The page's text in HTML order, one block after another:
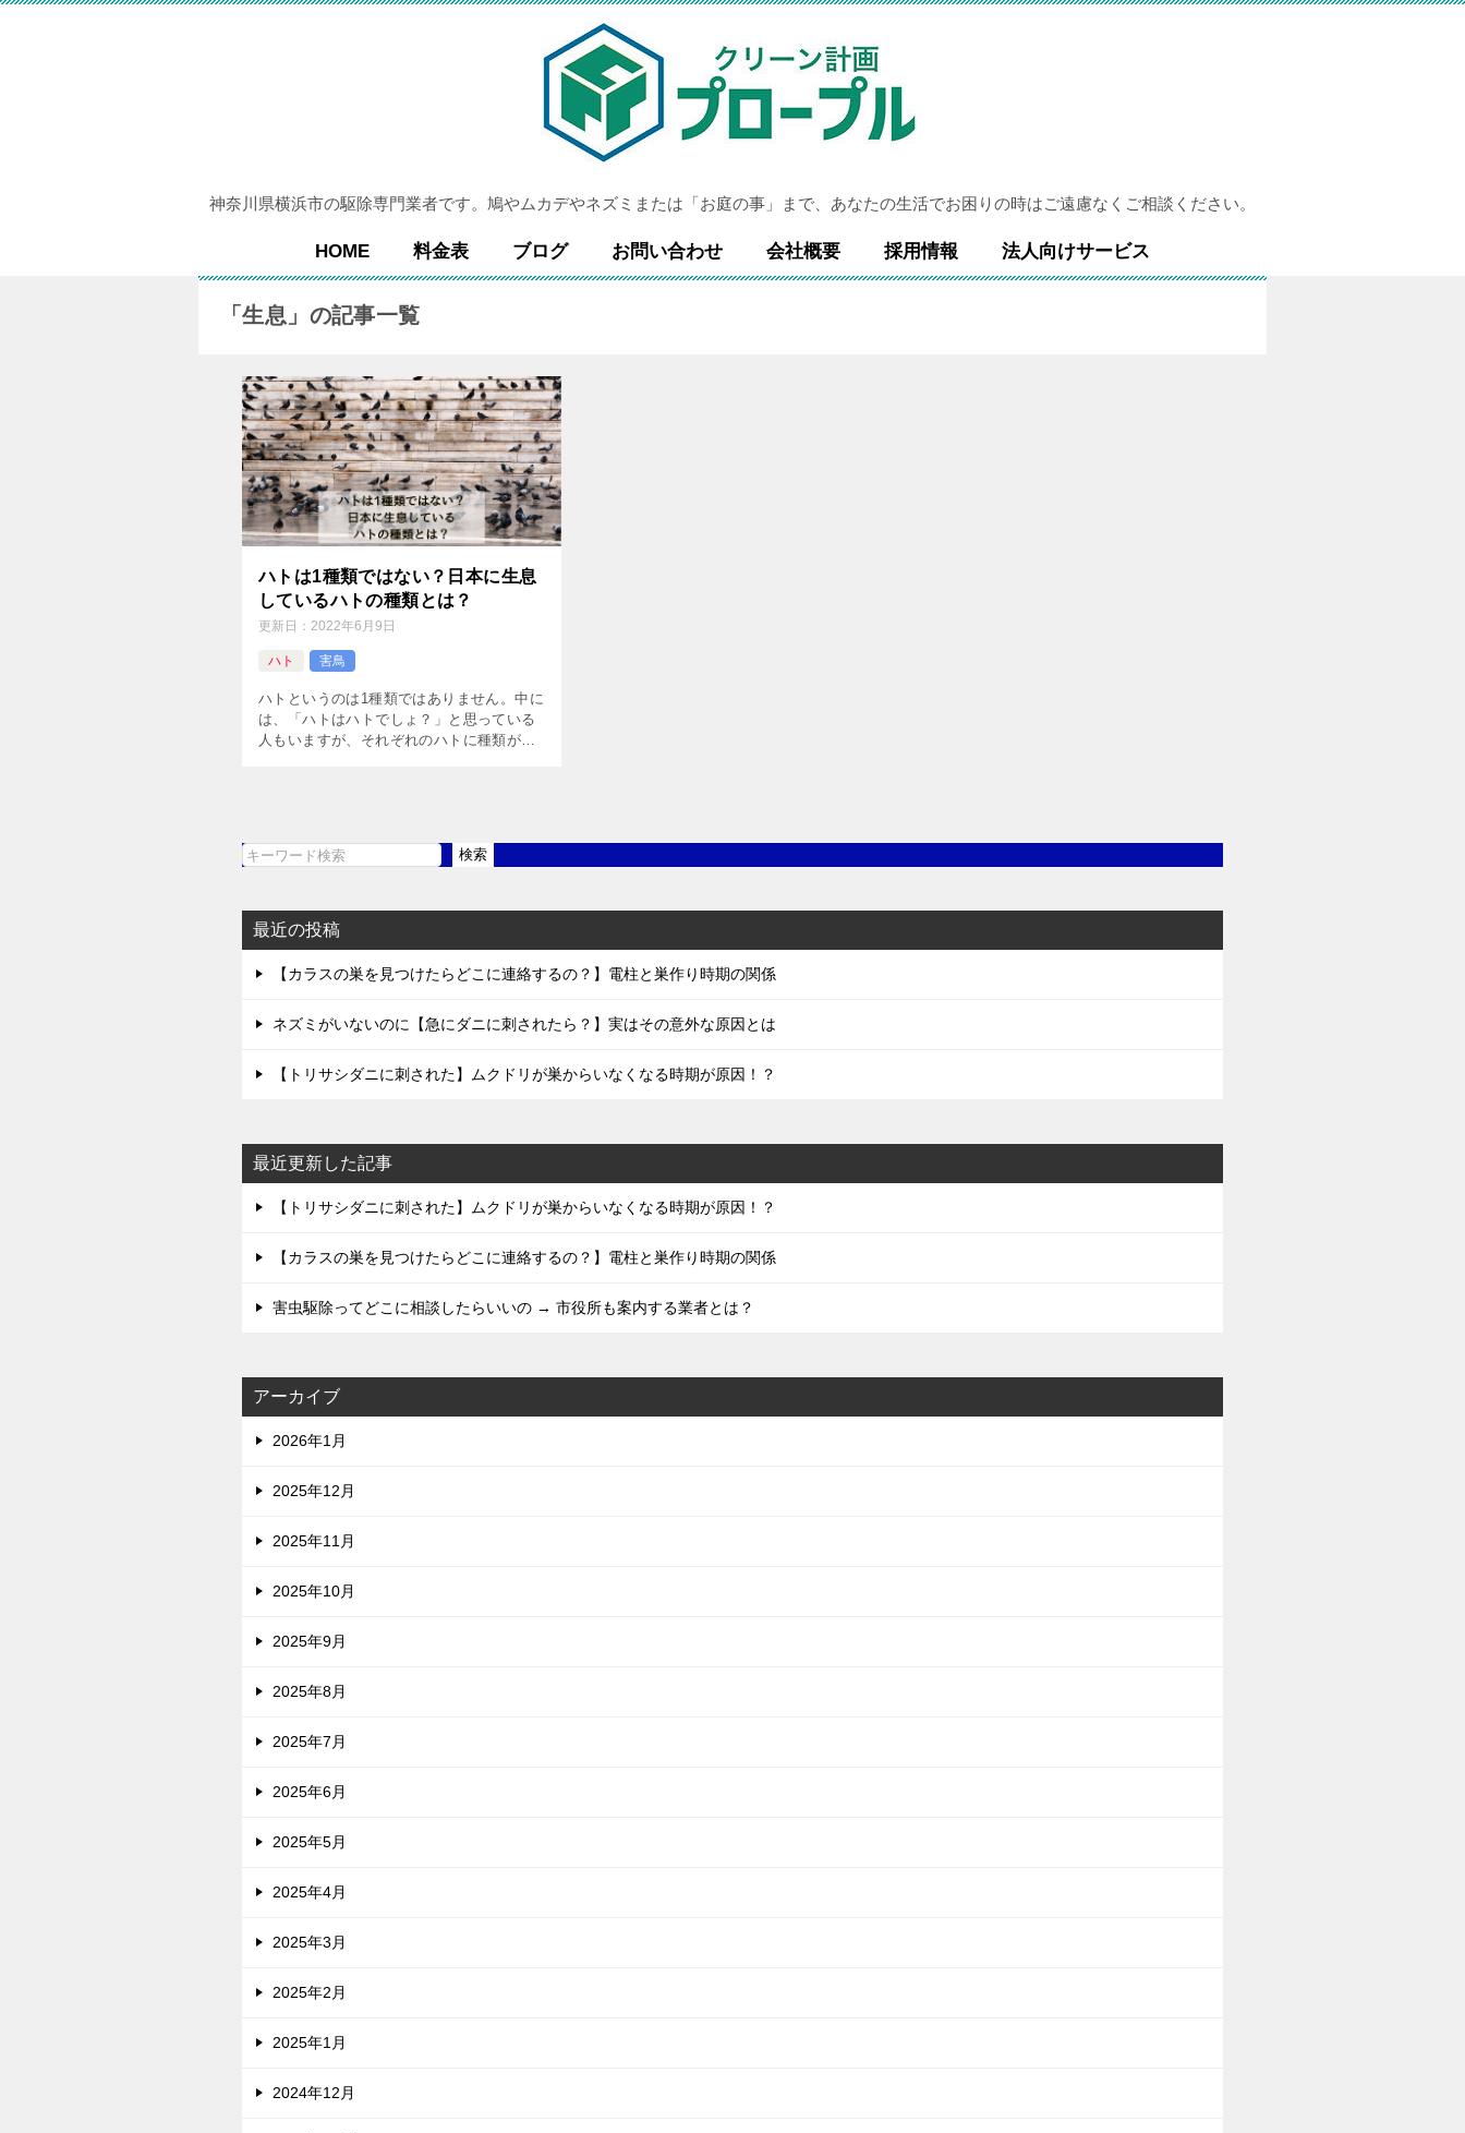
神奈川県横浜市の駆除専門業者です。鳩やムカデやネズミまたは「お庭の事」まで、あなたの生活でお困りの時はご遠慮なくご相談ください。
HOME 料金表 ブログ お問い合わせ 会社概要 採用情報 法人向けサービス
「生息」の記事一覧
ハトは1種類ではない？日本に生息
しているハトの種類とは？
更新日： 2022年6月9日
ハト 害鳥
ハトというのは1種類ではありません。中に
は、「ハトはハトでしょ？」と思っている
人もいますが、それぞれのハトに種類があ
検
検索
最近の投稿
【カラスの巣を見つけたらどこに連絡するの？】電柱と巣作り時期の関係
ネズミがいないのに【急にダニに刺されたら？】実はその意外な原因とは
【トリサシダニに刺された】ムクドリが巣からいなくなる時期が原因！？
最近更新した記事
【トリサシダニに刺された】ムクドリが巣からいなくなる時期が原因！？
【カラスの巣を見つけたらどこに連絡するの？】電柱と巣作り時期の関係
害虫駆除ってどこに相談したらいいの → 市役所も案内する業者とは？
アーカイブ
2026年1月
2025年12月
2025年11月
2025年10月
2025年9月
2025年8月
2025年7月
2025年6月
2025年5月
2025年4月
2025年3月
2025年2月
2025年1月
2024年12月